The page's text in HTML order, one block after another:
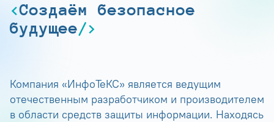
Создаём безопасное
будущее
Компания «ИнфоТеКС» является ведущим
отечественным разработчиком и производителем
в области средств защиты информации. Находясь